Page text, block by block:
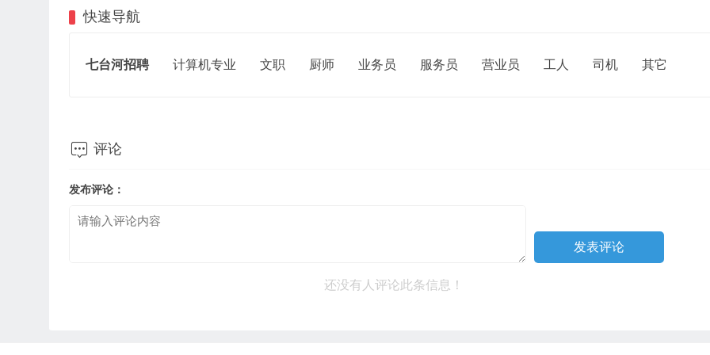
快速导航
七台河招聘 计算机专业 文职 厨师 业务员 服务员 营业员 工人 司机 其它
 评论
发布评论：
还没有人评论此条信息！